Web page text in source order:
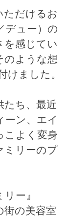
ただけるお
デュー）の
を感じてい
のような想
けました。
たち、最近
ーン、エイ
こよく変身
ミリーのプ
ー』
街の美容室